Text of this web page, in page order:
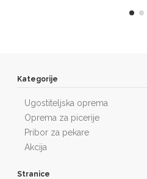
Kategorije
Ugostiteljska oprema
Oprema za picerije
Pribor za pekare
Akcija
Stranice